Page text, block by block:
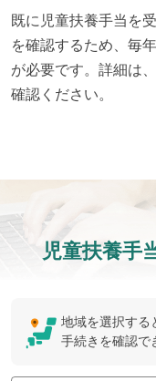
既に児童扶養手当を
を確認するため、毎
が必要です。詳細は、
確認ください。
児童扶養手
地域を選択する
手続きを確認で